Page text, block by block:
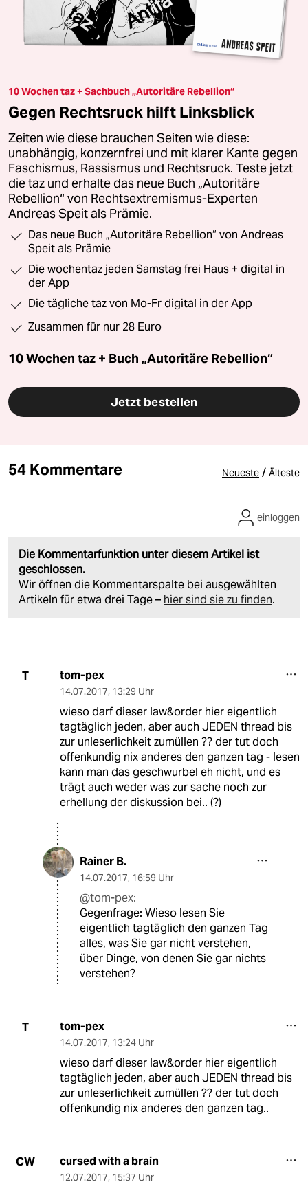
10 Wochen taz + Sachbuch „Autoritäre Rebellion“
Gegen Rechtsruck hilft Linksblick
Zeiten wie diese brauchen Seiten wie diese:
unabhängig, konzernfrei und mit klarer Kante gegen
Faschismus, Rassismus und Rechtsruck. Teste jetzt
die taz und erhalte das neue Buch „Autoritäre
Rebellion“ von Rechtsextremismus-Experten
Andreas Speit als Prämie.
Das neue Buch „Autoritäre Rebellion“ von Andreas
Speit als Prämie
Die wochentaz jeden Samstag frei Haus + digital in
der App
Die tägliche taz von Mo-Fr digital in der App
Zusammen für nur 28 Euro
10 Wochen taz + Buch „Autoritäre Rebellion“
Jetzt bestellen
54 Kommentare Neueste / Älteste
Die Kommentarfunktion unter diesem Artikel ist
geschlossen.
Wir öffnen die Kommentarspalte bei ausgewählten
Artikeln für etwa drei Tage – hier sind sie zu finden.
einloggen
T tom-pex
14.07.2017, 13:29 Uhr
wieso darf dieser law&order hier eigentlich
tagtäglich jeden, aber auch JEDEN thread bis
zur unleserlichkeit zumüllen ?? der tut doch
offenkundig nix anderes den ganzen tag - lesen
kann man das geschwurbel eh nicht, und es
trägt auch weder was zur sache noch zur
erhellung der diskussion bei.. (?)
Rainer B.
14.07.2017, 16:59 Uhr
@tom-pex:
Gegenfrage: Wieso lesen Sie
eigentlich tagtäglich den ganzen Tag
alles, was Sie gar nicht verstehen,
über Dinge, von denen Sie gar nichts
verstehen?
T tom-pex
14.07.2017, 13:24 Uhr
wieso darf dieser law&order hier eigentlich
tagtäglich jeden, aber auch JEDEN thread bis
zur unleserlichkeit zumüllen ?? der tut doch
offenkundig nix anderes den ganzen tag..
CW cursed with a brain
12.07.2017, 15:37 Uhr